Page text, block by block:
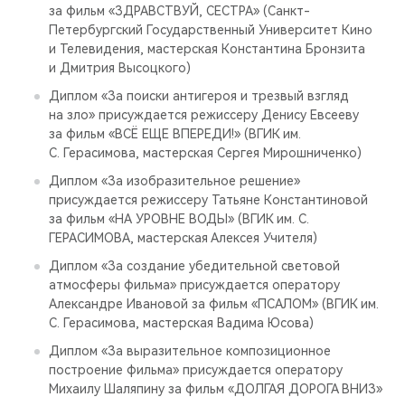
за фильм «ЗДРАВСТВУЙ, СЕСТРА» (Санкт-
Петербургский Государственный Университет Кино
и Телевидения, мастерская Константина Бронзита
и Дмитрия Высоцкого)
Диплом «За поиски антигероя и трезвый взгляд
на зло» присуждается режиссеру Денису Евсееву
за фильм «ВСЁ ЕЩЕ ВПЕРЕДИ!» (ВГИК им.
С. Герасимова, мастерская Сергея Мирошниченко)
Диплом «За изобразительное решение»
присуждается режиссеру Татьяне Константиновой
за фильм «НА УРОВНЕ ВОДЫ» (ВГИК им. С.
ГЕРАСИМОВА, мастерская Алексея Учителя)
Диплом «За создание убедительной световой
атмосферы фильма» присуждается оператору
Александре Ивановой за фильм «ПСАЛОМ» (ВГИК им.
С. Герасимова, мастерская Вадима Юсова)
Диплом «За выразительное композиционное
построение фильма» присуждается оператору
Михаилу Шаляпину за фильм «ДОЛГАЯ ДОРОГА ВНИЗ»